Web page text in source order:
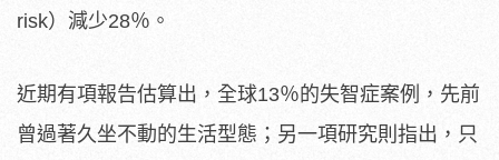
risk）減少28％。
近期有項報告估算出，全球13％的失智症案例，先前
曾過著久坐不動的生活型態；另一項研究則指出，只